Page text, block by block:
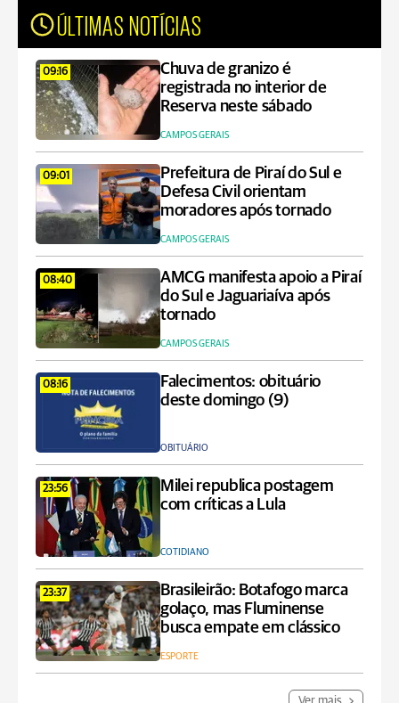
ÚLTIMAS NOTÍCIAS
09:16
Chuva de granizo é
registrada no interior de
Reserva neste sábado
CAMPOS GERAIS
09:01
Prefeitura de Piraí do Sul e
Defesa Civil orientam
moradores após tornado
CAMPOS GERAIS
08:40
AMCG manifesta apoio a Piraí
do Sul e Jaguariaíva após
tornado
CAMPOS GERAIS
08:16
Falecimentos: obituário
deste domingo (9)
OBITUÁRIO
23:56
Milei republica postagem
com críticas a Lula
COTIDIANO
23:37
Brasileirão: Botafogo marca
golaço, mas Fluminense
busca empate em clássico
ESPORTE